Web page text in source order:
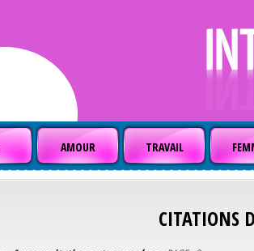
AMOUR TRAVAIL
CITATIONS